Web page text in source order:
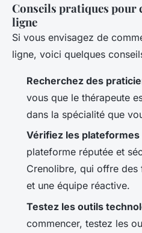
Conseils pratiques pour
ligne
Si vous envisagez de
ligne, voici quelques
Recherchez des
vous que le thérapeute
dans la spécialité que
Vérifiez les plateformes
plateforme réputée et
Crenolibre, qui offre
et une équipe réactive.
Testez les outils
commencer, testez les